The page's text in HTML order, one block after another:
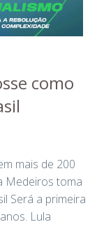
como
mais de 200
Medeiros toma
Será a primeira
Lula